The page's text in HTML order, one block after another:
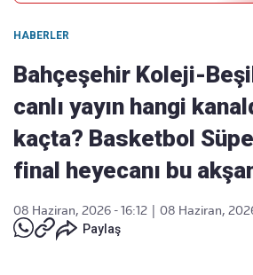
HABERLER
Bahçeşehir Koleji-
canlı yayın hangi
kaçta? Basketbol
final heyecanı bu
08 Haziran, 2026 - 16:12
08 Haziran,
Paylaş